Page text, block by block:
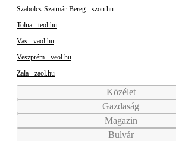
Szabolcs-Szatmár-Bereg - szon.hu
Tolna - teol.hu
Vas - vaol.hu
Veszprém - veol.hu
Zala - zaol.hu
Közélet
Gazdaság
Magazin
Bulvár